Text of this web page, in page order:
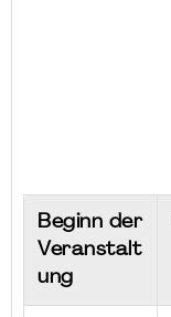
Beginn der
Veranstalt
ung